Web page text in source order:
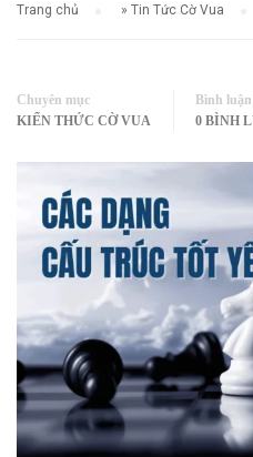
Trang chủ » Tin Tức Cờ Vua
Chuyên mục
KIẾN THỨC CỜ VUA
Bình luận
0 BÌNH